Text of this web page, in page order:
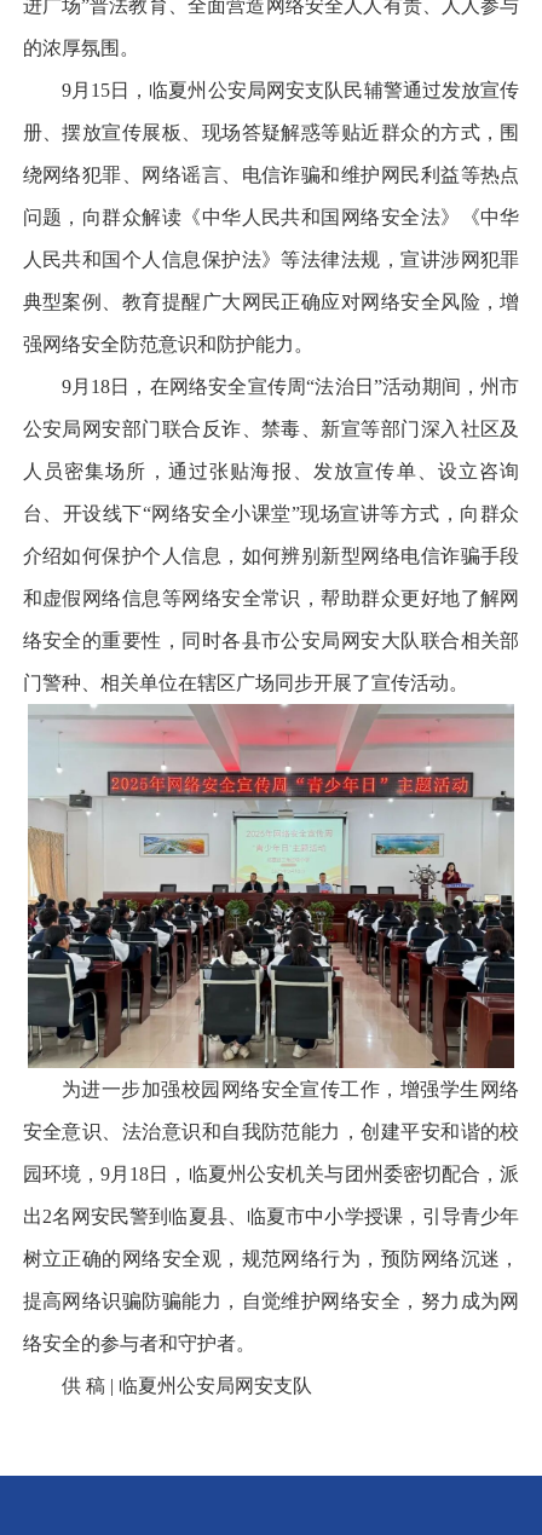
进广场”普法教育、全面营造网络安全人人有责、人人参与
的浓厚氛围。
9月15日，临夏州公安局网安支队民辅警通过发放宣传
册、摆放宣传展板、现场答疑解惑等贴近群众的方式，围
绕网络犯罪、网络谣言、电信诈骗和维护网民利益等热点
问题，向群众解读《中华人民共和国网络安全法》《中华
人民共和国个人信息保护法》等法律法规，宣讲涉网犯罪
典型案例、教育提醒广大网民正确应对网络安全风险，增
强网络安全防范意识和防护能力。
9月18日，在网络安全宣传周“法治日”活动期间，州市
公安局网安部门联合反诈、禁毒、新宣等部门深入社区及
人员密集场所，通过张贴海报、发放宣传单、设立咨询
台、开设线下“网络安全小课堂”现场宣讲等方式，向群众
介绍如何保护个人信息，如何辨别新型网络电信诈骗手段
和虚假网络信息等网络安全常识，帮助群众更好地了解网
络安全的重要性，同时各县市公安局网安大队联合相关部
门警种、相关单位在辖区广场同步开展了宣传活动。
为进一步加强校园网络安全宣传工作，增强学生网络
安全意识、法治意识和自我防范能力，创建平安和谐的校
园环境，9月18日，临夏州公安机关与团州委密切配合，派
出2名网安民警到临夏县、临夏市中小学授课，引导青少年
树立正确的网络安全观，规范网络行为，预防网络沉迷，
提高网络识骗防骗能力，自觉维护网络安全，努力成为网
络安全的参与者和守护者。
供 稿 | 临夏州公安局网安支队